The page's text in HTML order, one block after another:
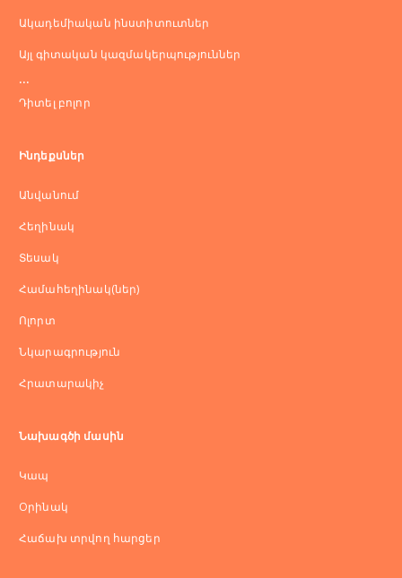
Ակադեմիական ինստիտուտներ
Այլ գիտական կազմակերպություններ
...
Դիտել բոլոր
Ինդեքսներ
Անվանում
Հեղինակ
Տեսակ
Համահեղինակ(ներ)
Ոլորտ
Նկարագրություն
Հրատարակիչ
Նախագծի մասին
Կապ
Оրինակ
Հաճախ տրվող հարցեր